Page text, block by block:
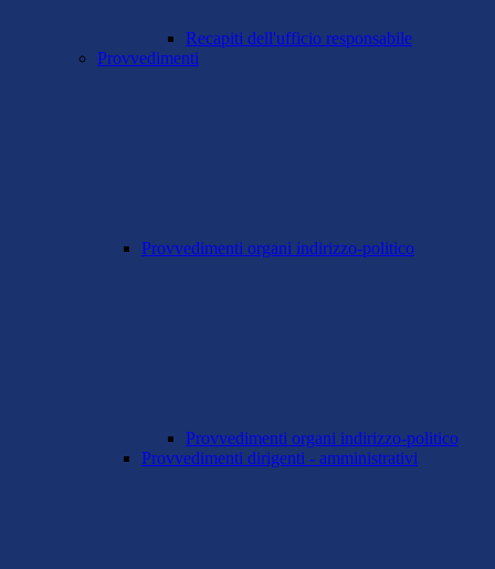
Recapiti dell'ufficio responsabile
Provvedimenti
Provvedimenti organi indirizzo-politico
Provvedimenti organi indirizzo-politico
Provvedimenti dirigenti - amministrativi